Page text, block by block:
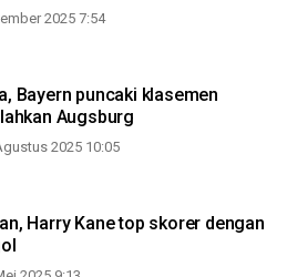
2025 7:54
Bayern puncaki klasemen
Augsburg
2025 10:05
Harry Kane top skorer dengan